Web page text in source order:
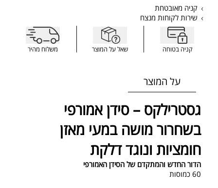
קניה מאובטחת
שירות לקוחות מנצח
קניה בטוחה שאל על המוצר משלוח מהיר
על המוצר
גסטרילקס – סידן אמורפי
בשחרור מושה במעי מאזן
חומציות ונוגד דלקת
הדור החדש והמתקדם של הסידן האמורפי
60 כמוסות